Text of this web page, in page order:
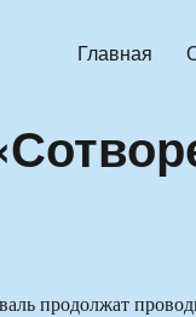
Главная
продолжат